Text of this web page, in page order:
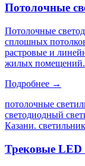
Потолочные
Потолочные
сплошных
растровые и
жилых помещений.
Подробнее →
потолочные
светодиодный
Казани.
Трековые LED